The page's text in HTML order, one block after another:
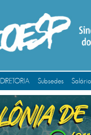
DIRETORIA Subsedes